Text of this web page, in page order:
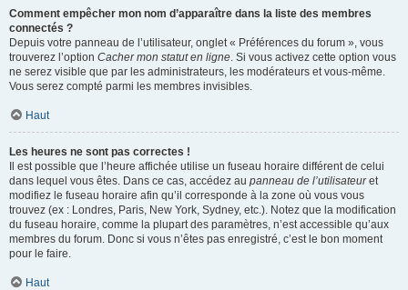
Comment empêcher mon nom d’apparaître dans la liste des membres
connectés ?
Depuis votre panneau de l’utilisateur, onglet « Préférences du forum », vous
trouverez l’option Cacher mon statut en ligne. Si vous activez cette option vous
ne serez visible que par les administrateurs, les modérateurs et vous-même.
Vous serez compté parmi les membres invisibles.
Haut
Les heures ne sont pas correctes !
Il est possible que l’heure affichée utilise un fuseau horaire différent de celui
dans lequel vous êtes. Dans ce cas, accédez au panneau de l’utilisateuret
modifiez le fuseau horaire afin qu’il corresponde à la zone où vous vous
trouvez (ex : Londres, Paris, New York, Sydney, etc.). Notez que la modification
du fuseau horaire, comme la plupart des paramètres, n’est accessible qu’aux
membres du forum. Donc si vous n’êtes pas enregistré, c’est le bon moment
pour le faire.
Haut